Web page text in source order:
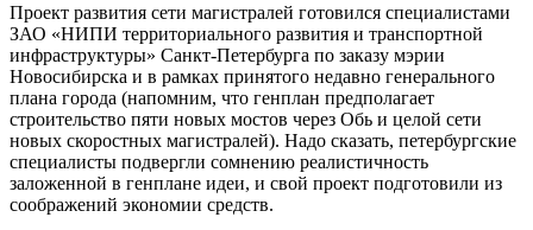
Проект развития сети магистралей готовился специалистами
ЗАО «НИПИ территориального развития и транспортной
инфраструктуры» Санкт-Петербурга по заказу мэрии
Новосибирска и в рамках принятого недавно генерального
плана города (напомним, что генплан предполагает
строительство пяти новых мостов через Обь и целой сети
новых скоростных магистралей). Надо сказать, петербургские
специалисты подвергли сомнению реалистичность
заложенной в генплане идеи, и свой проект подготовили из
соображений экономии средств.